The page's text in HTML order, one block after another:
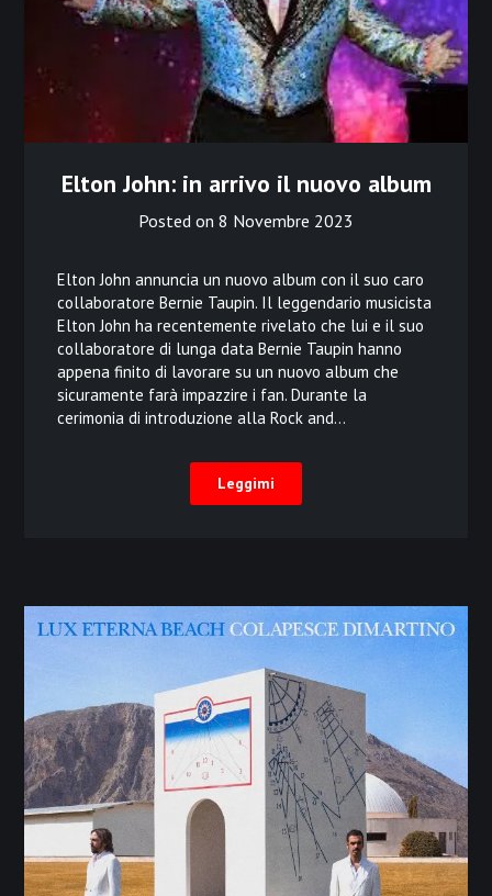
Elton John: in arrivo il nuovo album
Posted on 8 Novembre 2023
Elton John annuncia un nuovo album con il suo caro
collaboratore Bernie Taupin. Il leggendario musicista
Elton John ha recentemente rivelato che lui e il suo
collaboratore di lunga data Bernie Taupin hanno
appena finito di lavorare su un nuovo album che
sicuramente farà impazzire i fan. Durante la
cerimonia di introduzione alla Rock and…
Leggimi